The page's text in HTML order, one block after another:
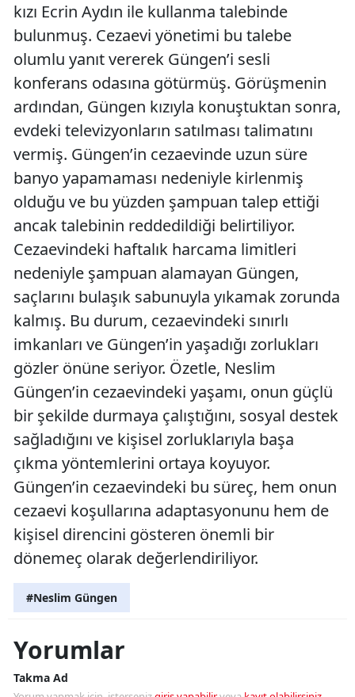
kızı Ecrin Aydın ile kullanma talebinde
bulunmuş. Cezaevi yönetimi bu talebe
olumlu yanıt vererek Güngen’i sesli
konferans odasına götürmüş. Görüşmenin
ardından, Güngen kızıyla konuştuktan sonra,
evdeki televizyonların satılması talimatını
vermiş. Güngen’in cezaevinde uzun süre
banyo yapamaması nedeniyle kirlenmiş
olduğu ve bu yüzden şampuan talep ettiği
ancak talebinin reddedildiği belirtiliyor.
Cezaevindeki haftalık harcama limitleri
nedeniyle şampuan alamayan Güngen,
saçlarını bulaşık sabunuyla yıkamak zorunda
kalmış. Bu durum, cezaevindeki sınırlı
imkanları ve Güngen’in yaşadığı zorlukları
gözler önüne seriyor. Özetle, Neslim
Güngen’in cezaevindeki yaşamı, onun güçlü
bir şekilde durmaya çalıştığını, sosyal destek
sağladığını ve kişisel zorluklarıyla başa
çıkma yöntemlerini ortaya koyuyor.
Güngen’in cezaevindeki bu süreç, hem onun
cezaevi koşullarına adaptasyonunu hem de
kişisel direncini gösteren önemli bir
dönemeç olarak değerlendiriliyor.
#Neslim Güngen
Yorumlar
Takma Ad